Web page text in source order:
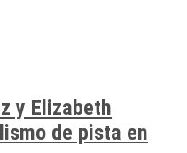
y Elizabeth
de pista en